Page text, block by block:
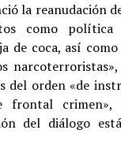
la reanudación
como
de coca, así
del orden «de
frontal
del diálogo